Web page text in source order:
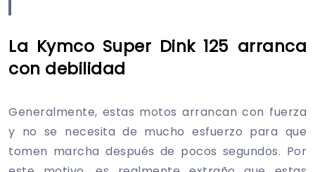
La Kymco Super Dink 125 arranca
con debilidad
Generalmente, estas motos arrancan con fuerza
y no se necesita de mucho esfuerzo para que
tomen marcha después de pocos segundos. Por